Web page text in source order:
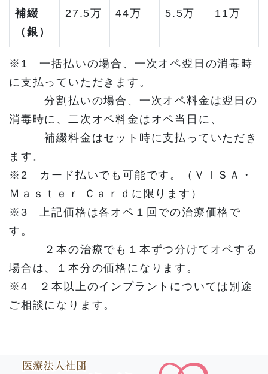
補綴
（銀）
27.5万 44万 5.5万 11万
※1 一括払いの場合、一次オペ翌日の消毒時
に支払っていただきます。
分割払いの場合、一次オペ料金は翌日の
消毒時に、二次オペ料金はオペ当日に、
補綴料金はセット時に支払っていただき
ます。
※2 カード払いでも可能です。（ＶＩＳＡ・
Ｍａｓｔｅｒ Ｃａｒｄに限ります）
※3 上記価格は各オペ１回での治療価格で
す。
２本の治療でも１本ずつ分けてオペする
場合は、１本分の価格になります。
※4 ２本以上のインプラントについては別途
ご相談になります。